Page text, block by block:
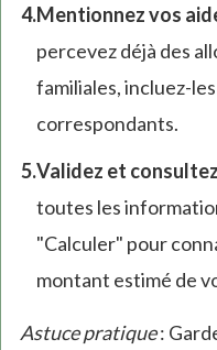
Mentionnez vos
percevez déjà des
familiales, incluez-
correspondants.
Validez et
toutes les
"Calculer" pour
montant estimé de
Astuce pratique: